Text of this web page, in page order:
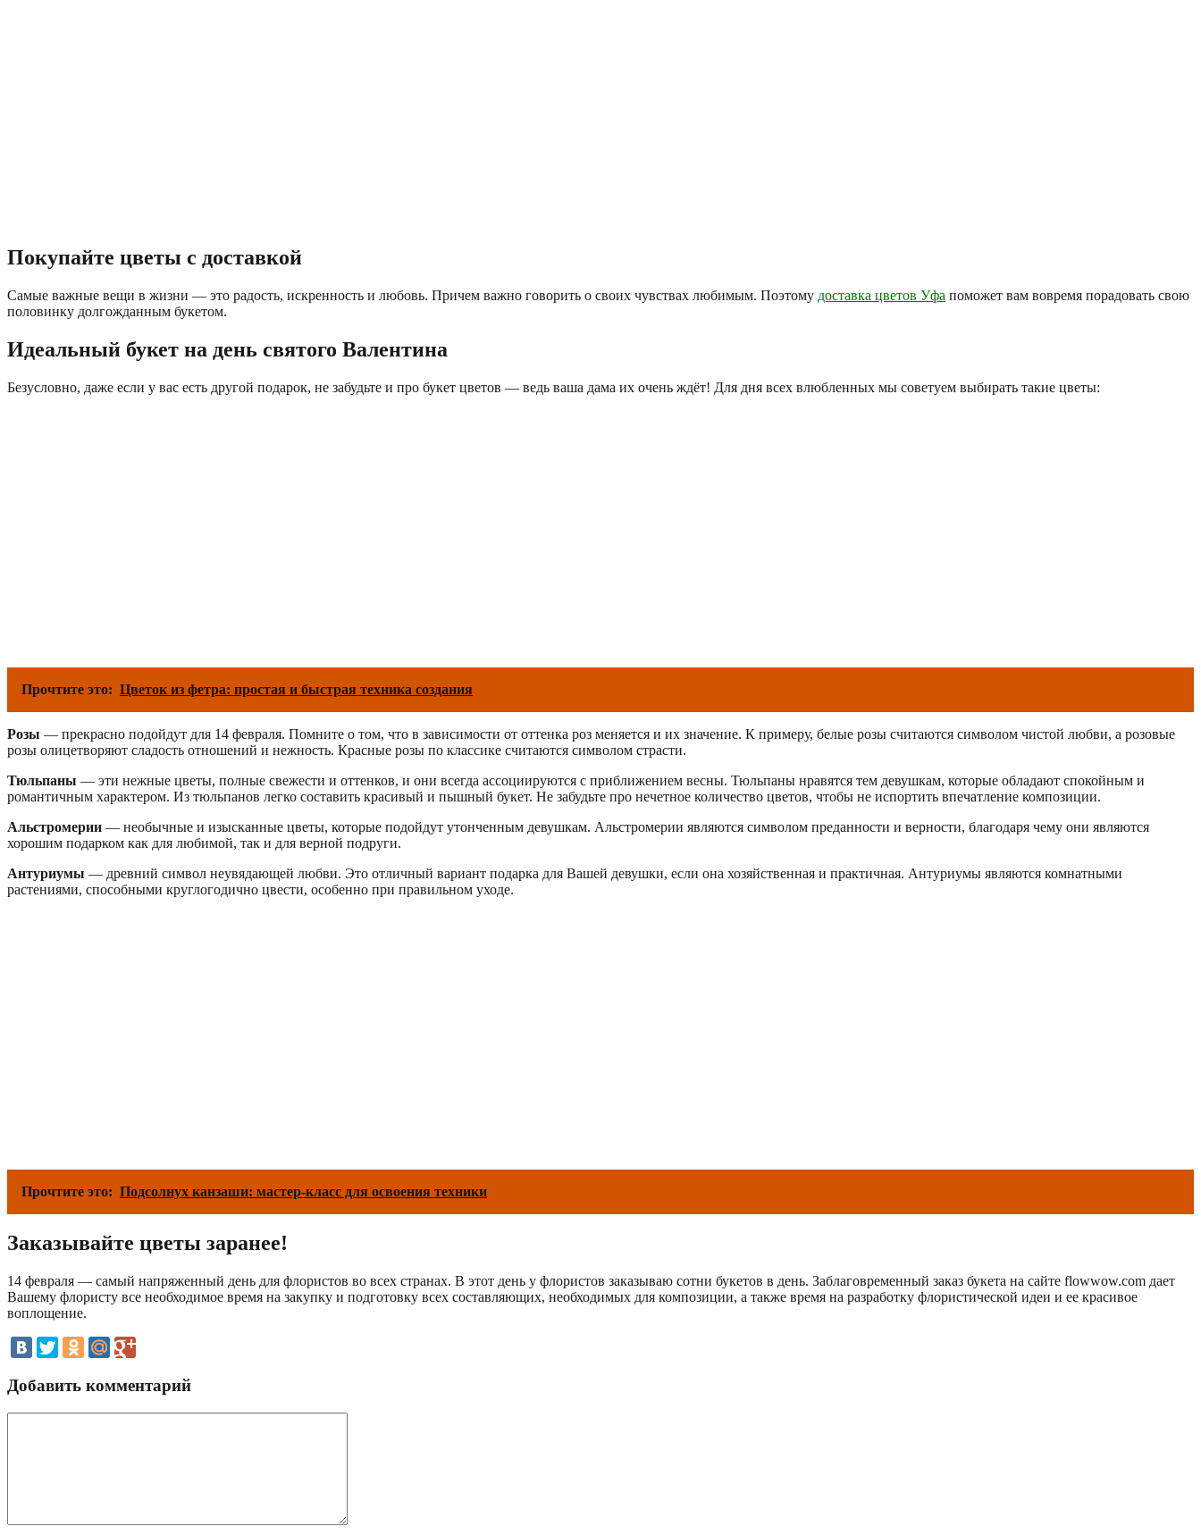
Покупайте цветы с доставкой
Самые важные вещи в жизни — это радость, искренность и любовь. Причем важно говорить о своих чувствах любимым. Поэтому доставка цветов Уфа поможет вам вовремя порадовать свою
половинку долгожданным букетом.
Идеальный букет на день святого Валентина
Безусловно, даже если у вас есть другой подарок, не забудьте и про букет цветов — ведь ваша дама их очень ждёт! Для дня всех влюбленных мы советуем выбирать такие цветы:
Прочтите это: Цветок из фетра: простая и быстрая техника создания
Розы — прекрасно подойдут для 14 февраля. Помните о том, что в зависимости от оттенка роз меняется и их значение. К примеру, белые розы считаются символом чистой любви, а розовые
розы олицетворяют сладость отношений и нежность. Красные розы по классике считаются символом страсти.
Тюльпаны — эти нежные цветы, полные свежести и оттенков, и они всегда ассоциируются с приближением весны. Тюльпаны нравятся тем девушкам, которые обладают спокойным и
романтичным характером. Из тюльпанов легко составить красивый и пышный букет. Не забудьте про нечетное количество цветов, чтобы не испортить впечатление композиции.
Альстромерии — необычные и изысканные цветы, которые подойдут утонченным девушкам. Альстромерии являются символом преданности и верности, благодаря чему они являются
хорошим подарком как для любимой, так и для верной подруги.
Антуриумы — древний символ неувядающей любви. Это отличный вариант подарка для Вашей девушки, если она хозяйственная и практичная. Антуриумы являются комнатными
растениями, способными круглогодично цвести, особенно при правильном уходе.
Прочтите это: Подсолнух канзаши: мастер-класс для освоения техники
Заказывайте цветы заранее!
14 февраля — самый напряженный день для флористов во всех странах. В этот день у флористов заказываю сотни букетов в день. Заблаговременный заказ букета на сайте flowwow.com дает
Вашему флористу все необходимое время на закупку и подготовку всех составляющих, необходимых для композиции, а также время на разработку флористической идеи и ее красивое
воплощение.
Добавить комментарий